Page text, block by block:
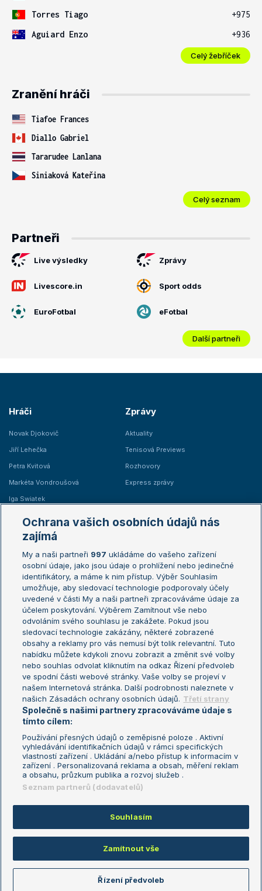
Torres Tiago
+975
Aguiard Enzo
+936
Celý žebříček
Zranění hráči
Tiafoe Frances
Diallo Gabriel
Tararudee Lanlana
Siniaková Kateřina
Celý seznam
Partneři
Live výsledky Zprávy
Livescore.in Sport odds
EuroFotbal eFotbal
Další partneři
Hráči
Novak Djokovič
Jiří Lehečka
Petra Kvitová
Markéta Vondroušová
Iga Swiatek
Zprávy
Aktuality
Tenisová Previews
Rozhovory
Express zprávy
Žebříčky
Žebříček ATP (muži)
Žebříček WTA (ženy)
Sázkařský žebříček
Australian Open
French Open
Wimbledon
US Open
Turnaj mistrů
Turnaj mistryň
Aktualní trendy
Fotbalové přestupy
Livesport Daily
LS Prague Open
Podmínky užití
Nastavení soukromí
GDPR a žurnalistika
Reklama
Kontakt
Informace o zpracování osobních
údajů
Copyright © 2008-2026 TenisPortal.cz. Využíváme zpravodajství ČTK.
Ochrana vašich osobních údajů nás
zajímá
My a naši partneři 997 ukládáme do vašeho zařízení
osobní údaje, jako jsou údaje o prohlížení nebo jedinečné
identifikátory, a máme k nim přístup. Výběr Souhlasím
umožňuje, aby sledovací technologie podporovaly účely
uvedené v části My a naši partneři zpracováváme údaje za
účelem poskytování. Výběrem Zamítnout vše nebo
odvoláním svého souhlasu je zakážete. Pokud jsou
sledovací technologie zakázány, některé zobrazené
obsahy a reklamy pro vás nemusí být tolik relevantní. Tuto
nabídku můžete kdykoli znovu zobrazit a změnit své volby
nebo souhlas odvolat kliknutím na odkaz Řízení předvoleb
ve spodní části webové stránky. Vaše volby se projeví v
našem Internetová stránka. Další podrobnosti naleznete v
našich Zásadách ochrany osobních údajů. Třetí strany
Společně s našimi partnery zpracováváme údaje s
tímto cílem:
Používání přesných údajů o zeměpisné poloze . Aktivní
vyhledávání identifikačních údajů v rámci specifických
vlastností zařízení . Ukládání a/nebo přístup k informacím v
zařízení . Personalizovaná reklama a obsah, měření reklam
a obsahu, průzkum publika a rozvoj služeb .
Seznam partnerů (dodavatelů)
Souhlasím
Zamítnout vše
Řízení předvoleb